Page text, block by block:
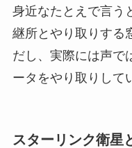
身近なたとえで言う
継所とやり取りする
だし、実際には声で
ータをやり取りして
スターリンク衛星